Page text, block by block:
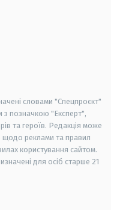
словами "Спецпроєкт"
з позначкою "Експерт",
та героїв. Редакція може
щодо реклами та правил
користування сайтом.
для осіб старше 21